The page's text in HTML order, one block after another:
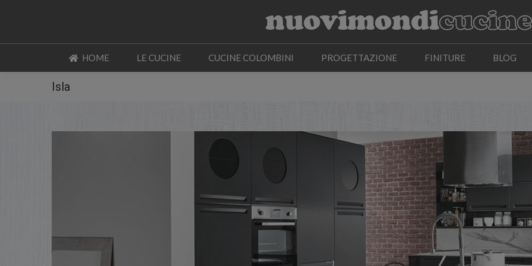
HOME LE CUCINE CUCINE COLOMBINI PROGETTAZIONE FINITURE BLOG
Isla
CUCINE COLOMBINI PROGETTAZIONE FINITURE BLOG